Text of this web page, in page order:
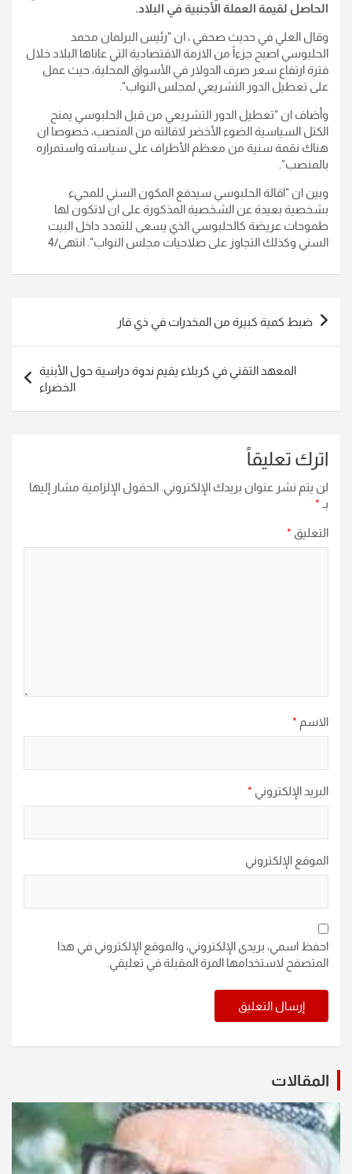
الحاصل لقيمة العملة الأجنبية في البلاد.
وقال العلي في حديث صحفي ، ان "رئيس البرلمان محمد
الحلبوسي اصبح جزءاً من الازمة الاقتصادية التي عاناها البلاد خلال
فترة ارتفاع سعر صرف الدولار في الأسواق المحلية، حيث عمل
على تعطيل الدور التشريعي لمجلس النواب".
وأضاف ان "تعطيل الدور التشريعي من قبل الحلبوسي يمنح
الكتل السياسية الضوء الأخضر لاقالته من المنصب، خصوصا ان
هناك نقمة سنية من معظم الأطراف على سياسته واستمراره
بالمنصب".
وبين ان "اقالة الحلبوسي سيدفع المكون السني للمجيء
بشخصية بعيدة عن الشخصية المذكورة على ان لاتكون لها
طموحات عريضة كالحلبوسي الذي يسعى للتمدد داخل البيت
السني وكذلك التجاوز على صلاحيات مجلس النواب". انتهى/4
تصفّح
المقالات
ضبط كمية كبيرة من المخدرات في ذي قار
المعهد التقني في كربلاء يقيم ندوة دراسية حول الأبنية
الخضراء
اترك تعليقاً
لن يتم نشر عنوان بريدك الإلكتروني. الحقول الإلزامية مشار إليها
بـ *
التعليق *
الاسم *
البريد الإلكتروني *
الموقع الإلكتروني
احفظ اسمي، بريدي الإلكتروني، والموقع الإلكتروني في هذا
المتصفح لاستخدامها المرة المقبلة في تعليقي.
المقالات